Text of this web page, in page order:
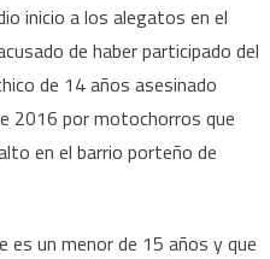
inicio a los alegatos en el
de haber participado del
de 14 años asesinado
2016 por motochorros que
en el barrio porteño de
es un menor de 15 años y que